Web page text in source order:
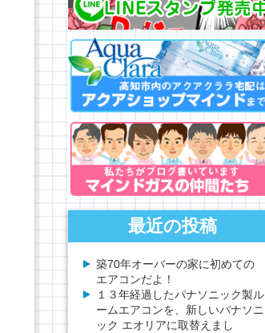
最近の投稿
築70年オーバーの家に初めての
エアコンだよ！
１３年経過したパナソニック製ル
ームエアコンを、新しいパナソニ
ック エオリアに取替えまし